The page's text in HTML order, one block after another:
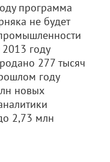
программа
не будет
году
277 тысяч
году
новых
2,73 млн